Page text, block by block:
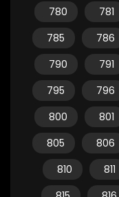
780
781
785
786
790
791
795
796
800
801
805
806
810
811